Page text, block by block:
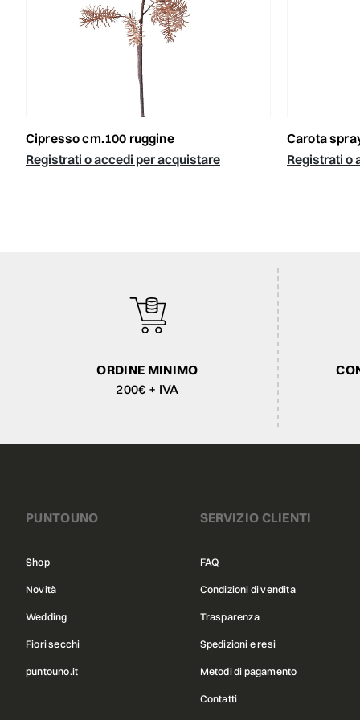
cipresso cm.100 ruggine
Registrati o accedi per acquistare
carota
Registrati o
ORDINE MINIMO
200€ + IVA
PUNTOUNO
Shop
Novità
Wedding
Fiori secchi
puntouno.it
SERVIZIO CLIENTI
FAQ
Condizioni di vendita
Trasparenza
Spedizioni e resi
Metodi di pagamento
Contatti